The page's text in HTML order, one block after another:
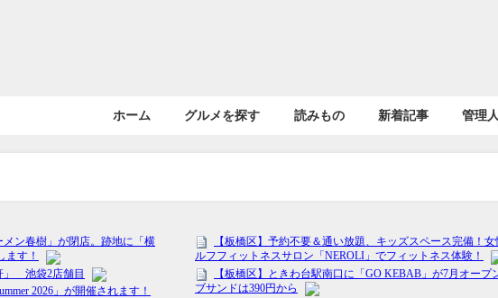
ホーム グルメを探す 読みもの 新着記事 管理